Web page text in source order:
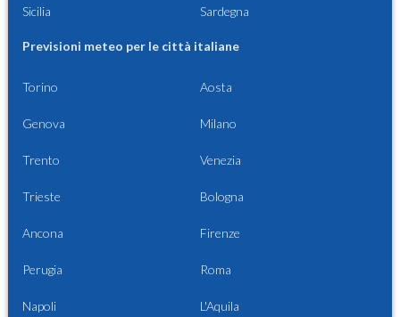
Sicilia Sardegna
Previsioni meteo per le città italiane
Torino Aosta
Genova Milano
Trento Venezia
Trieste Bologna
Ancona Firenze
Perugia Roma
Napoli L'Aquila